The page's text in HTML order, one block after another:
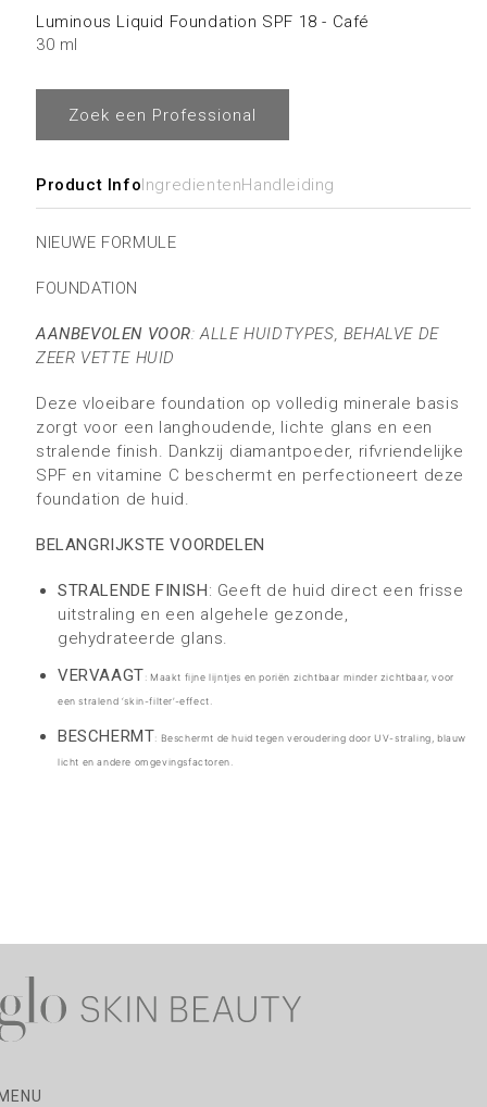
Luminous Liquid Foundation SPF 18 - Café
30 ml
Zoek een Professional
Product Info IngredientenHandleiding
NIEUWE FORMULE
FOUNDATION
AANBEVOLEN VOOR: ALLE HUIDTYPES, BEHALVE DE
ZEER VETTE HUID
Deze vloeibare foundation op volledig minerale basis
zorgt voor een langhoudende, lichte glans en een
stralende finish. Dankzij diamantpoeder, rifvriendelijke
SPF en vitamine C beschermt en perfectioneert deze
foundation de huid.
BELANGRIJKSTE VOORDELEN
STRALENDE FINISH : Geeft de huid direct een frisse
uitstraling en een algehele gezonde,
gehydrateerde glans.
VERVAAGT : Maakt fijne lijntjes en poriën zichtbaar minder zichtbaar, voor
eenstralend ‘skin-filter’-effect.
BESCHERMT: Beschermt de huid tegen veroudering door UV-straling, blauw
licht en andere omgevingsfactoren.